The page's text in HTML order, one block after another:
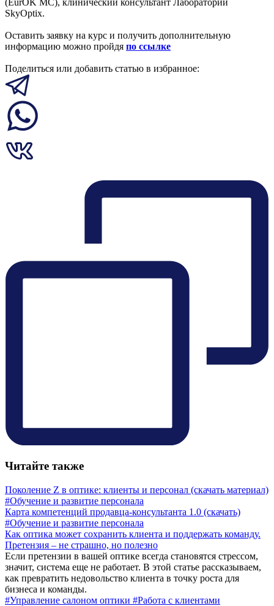
SkyOptix.
Оставить заявку на курс и получить дополнительную
информацию можно пройдя по ссылке
Поделиться или добавить статью в избранное:
Читайте также
Поколение Z в оптике: клиенты и персонал (скачать материал)
#Обучение и развитие персонала
Карта компетенций продавца-консультанта 1.0 (скачать)
#Обучение и развитие персонала
Как оптика может сохранить клиента и поддержать команду.
Претензия – не страшно, но полезно
Если претензии в вашей оптике всегда становятся стрессом,
значит, система еще не работает. В этой статье рассказываем,
как превратить недовольство клиента в точку роста для
бизнеса и команды.
#Управление салоном оптики #Работа с клиентами